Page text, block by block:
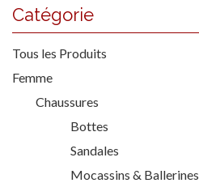
Catégorie
Tous les Produits
Femme
Chaussures
Bottes
Sandales
Mocassins & Ballerines